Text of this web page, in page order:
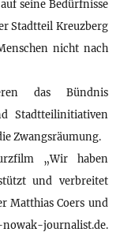
seine Bedürfnisse
Stadtteil Kreuzberg
nicht nach
das Bündnis
Stadtteilinitiativen
Zwangsräumung.
„Wir haben
und verbreitet
Matthias Coers und
journalist.de.